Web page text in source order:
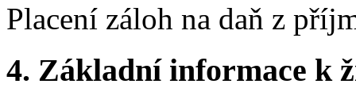
Placení záloh na daň z
4. Základní informace k